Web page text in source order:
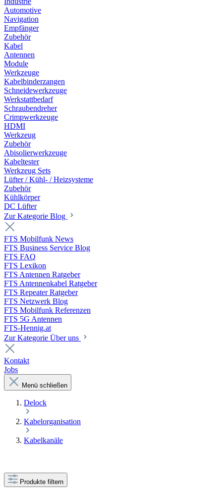
Automotive
Navigation
Empfänger
Zubehör
Kabel
Antennen
Module
Werkzeuge
Kabelbinderzangen
Schneidewerkzeuge
Werkstattbedarf
Schraubendreher
Crimpwerkzeuge
HDMI
Werkzeug
Zubehör
Abisolierwerkzeuge
Kabeltester
Werkzeug Sets
Lüfter / Kühl- / Heizsysteme
Zubehör
Kühlkörper
DC Lüfter
Zur Kategorie Blog
FTS Mobilfunk News
FTS Business Service Blog
FTS FAQ
FTS Lexikon
FTS Antennen Ratgeber
FTS Antennenkabel Ratgeber
FTS Repeater Ratgeber
FTS Netzwerk Blog
FTS Mobilfunk Referenzen
FTS 5G Antennen
FTS-Hennig.at
Zur Kategorie Über uns
Kontakt
Jobs
Menü schließen
Delock
Kabelorganisation
Kabelkanäle
Produkte filtern